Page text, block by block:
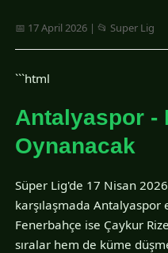
📅 17 April 2026 | 📂 Super Lig
```html
Antalyaspor -
Oynanacak
Süper Lig'de 17 Nisan
karşılaşmada Antalyaspor
Fenerbahçe ise Çaykur
sıralar hem de küme